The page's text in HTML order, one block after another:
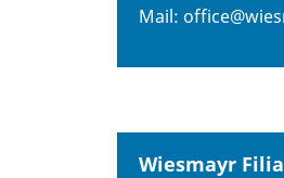
Mail:
Wiesmayr